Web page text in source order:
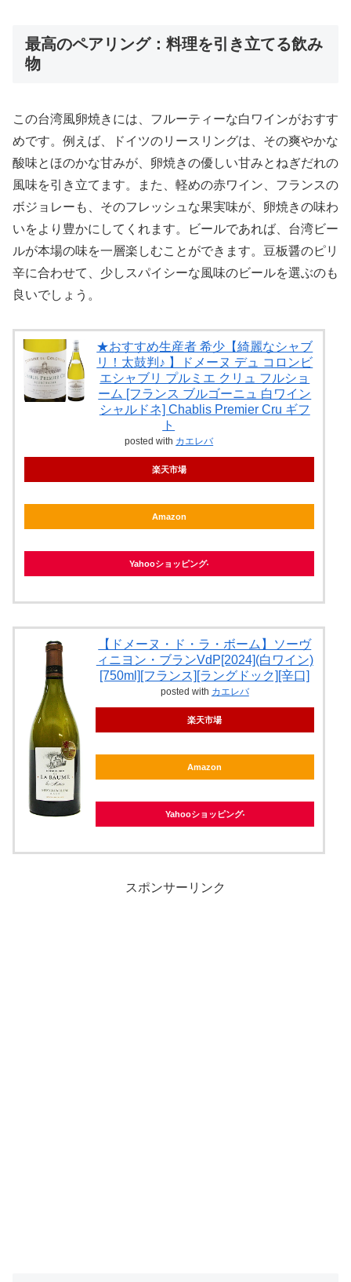
最高のペアリング：料理を引き立てる飲み
物
この台湾風卵焼きには、フルーティーな白ワインがおすす
めです。例えば、ドイツのリースリングは、その爽やかな
酸味とほのかな甘みが、卵焼きの優しい甘みとねぎだれの
風味を引き立てます。また、軽めの赤ワイン、フランスの
ボジョレーも、そのフレッシュな果実味が、卵焼きの味わ
いをより豊かにしてくれます。ビールであれば、台湾ビー
ルが本場の味を一層楽しむことができます。豆板醤のピリ
辛に合わせて、少しスパイシーな風味のビールを選ぶのも
良いでしょう。
★おすすめ生産者 希少【綺麗なシャブ
リ！太鼓判♪ 】ドメーヌ デュ コロンビ
エシャブリ プルミエ クリュ フルショ
ーム [フランス ブルゴーニュ 白ワイン
シャルドネ] Chablis Premier Cru ギフ
ト
posted with カエレバ
楽天市場
Amazon
Yahooショッピング
【ドメーヌ・ド・ラ・ボーム】ソーヴ
ィニヨン・ブランVdP[2024](白ワイン)
[750ml][フランス][ラングドック][辛口]
posted with カエレバ
楽天市場
Amazon
Yahooショッピング
スポンサーリンク